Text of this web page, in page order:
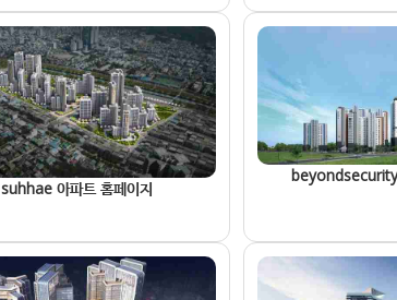
suhhae 아파트 홈페이지
beyondsecurity